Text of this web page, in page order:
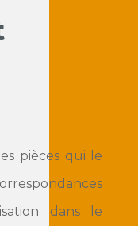
pièces qui le
dans le